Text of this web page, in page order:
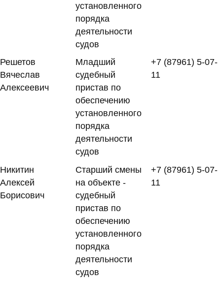
установленного
порядка
деятельности
судов
Решетов
Вячеслав
Алексеевич
Младший
судебный
пристав по
обеспечению
установленного
порядка
деятельности
судов
+7 (87961) 5-07-
11
Никитин
Алексей
Борисович
Старший смены
на объекте -
судебный
пристав по
обеспечению
установленного
порядка
деятельности
судов
+7 (87961) 5-07-
11